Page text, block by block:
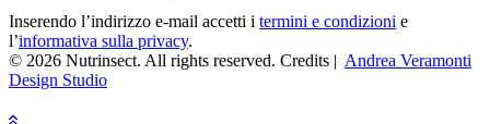
Inserendo l’indirizzo e-mail accetti i termini e condizioni e
l’informativa sulla privacy.
© 2026 Nutrinsect. All rights reserved. Credits | Andrea Veramonti
Design Studio